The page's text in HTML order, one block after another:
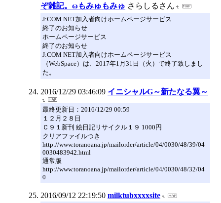
ぞ雑記。ωもみゅもみゅ さらしるさん
J:COM NET加入者向けホームページサービス
終了のお知らせ
ホームページサービス
終了のお知らせ
J:COM NET加入者向けホームページサービス
（WebSpace）は、2017年1月31日（火）で終了致しまし
た。
2016/12/29 03:46:09 イニシャルG～新たなる翼～
最終更新日：2016/12/29 00:59
１２月２８日
Ｃ９１新刊 絵日記リサイクル１９ 1000円
クリアファイルつき
http://www.toranoana.jp/mailorder/article/04/0030/48/39/04
0030483942.html
通常版
http://www.toranoana.jp/mailorder/article/04/0030/48/32/04
0
2016/09/12 22:19:50 milktubxxxxsite